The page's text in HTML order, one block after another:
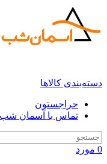
دسته‌بندی کالاها
حراجستون
تماس با آسمان شب
0 مورد